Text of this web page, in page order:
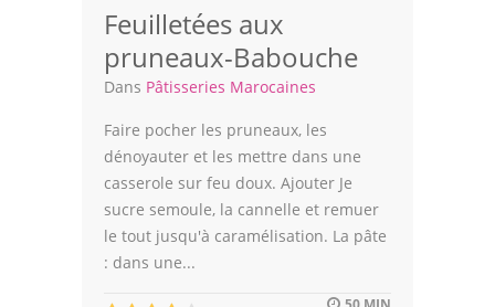
Feuilletées aux
pruneaux-Babouche
Dans Pâtisseries Marocaines
Faire pocher les pruneaux, les
dénoyauter et les mettre dans une
casserole sur feu doux. Ajouter Je
sucre semoule, la cannelle et remuer
le tout jusqu'à caramélisation. La pâte
: dans une...